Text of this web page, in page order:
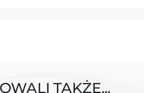
TAKŻE...